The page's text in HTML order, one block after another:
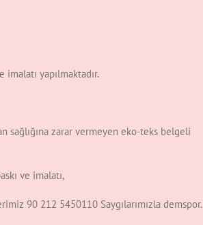
imalatı yapılmaktadır.
sağlığına zarar vermeyen eko-teks belgeli
ve imalatı,
90 212 5450110 Saygılarımızla demspor.